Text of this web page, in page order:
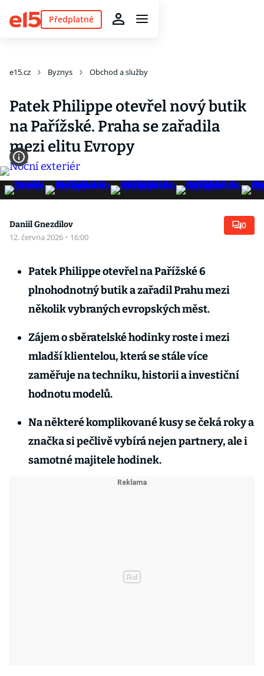
Předplatné
e15.cz Byznys Obchod a služby
Patek Philippe otevřel nový butik
na Pařížské. Praha se zařadila
mezi elitu Evropy
Daniil Gnezdilov
12. června 2026 · 16:00
0
Patek Philippe otevřel na Pařížské 6
plnohodnotný butik a zařadil Prahu mezi
několik vybraných evropských měst.
Zájem o sběratelské hodinky roste i mezi
mladší klientelou, která se stále více
zaměřuje na techniku, historii a investiční
hodnotu modelů.
Na některé komplikované kusy se čeká roky a
značka si pečlivě vybírá nejen partnery, ale i
samotné majitele hodinek.